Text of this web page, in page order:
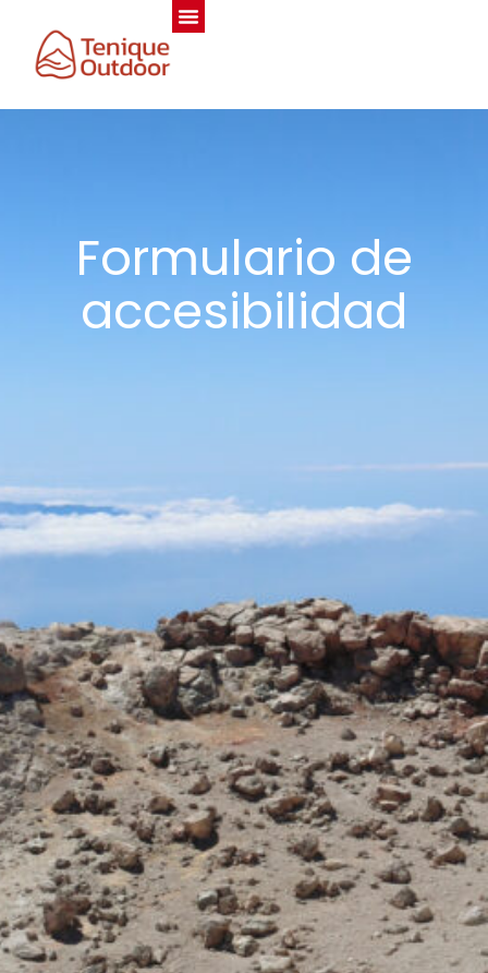
Formulario de
accesibilidad